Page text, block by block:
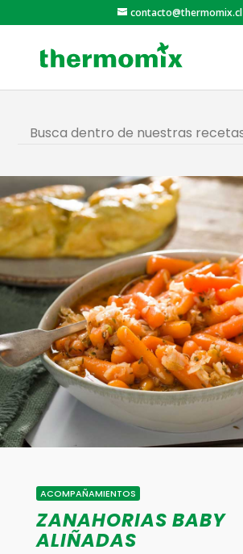
contacto@thermomix.cl
ACOMPAÑAMIENTOS
ZANAHORIAS BABY
ALIÑADAS